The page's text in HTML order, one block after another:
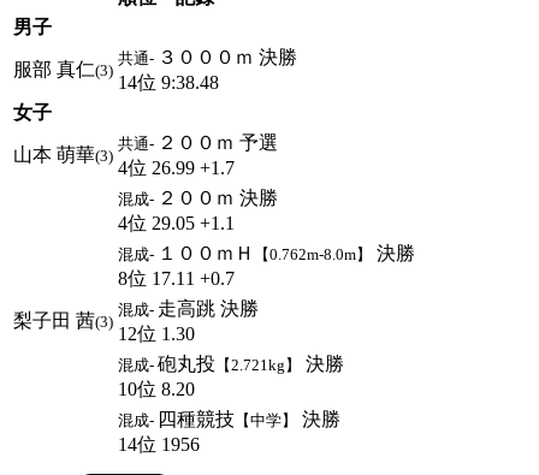
男子
服部 真仁(3)
共通- ３０００ｍ 決勝
14位 9:38.48
女子
山本 萌華(3)
共通- ２００ｍ 予選
4位 26.99 +1.7
梨子田 茜(3)
混成- ２００ｍ 決勝
4位 29.05 +1.1
混成- １００ｍＨ 【0.762m-8.0m】
決勝
8位 17.11 +0.7
混成- 走高跳 決勝
12位 1.30
混成- 砲丸投 【2.721kg】
決勝
10位 8.20
混成- 四種競技 【中学】
決勝
14位 1956